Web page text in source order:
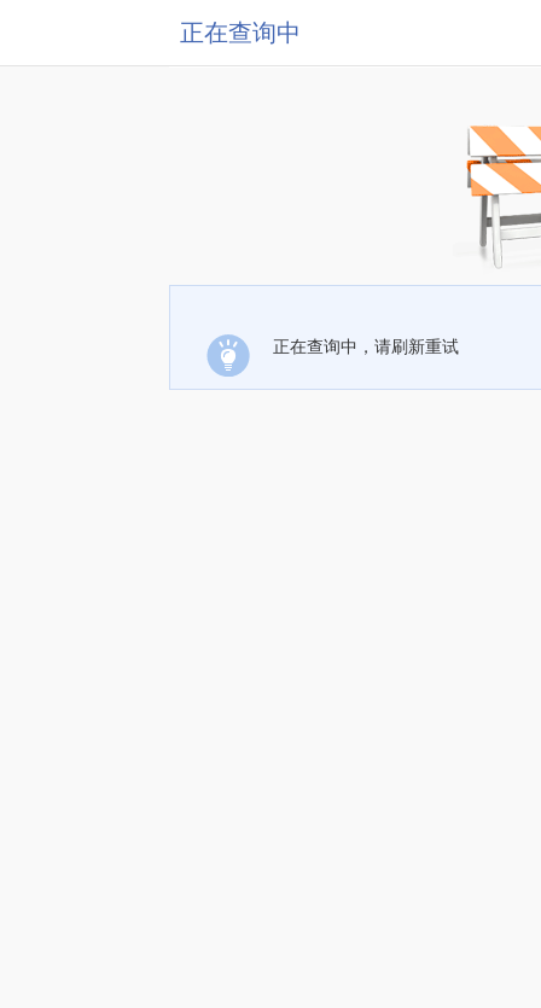
正在查询中
正在查询中，请刷新重试